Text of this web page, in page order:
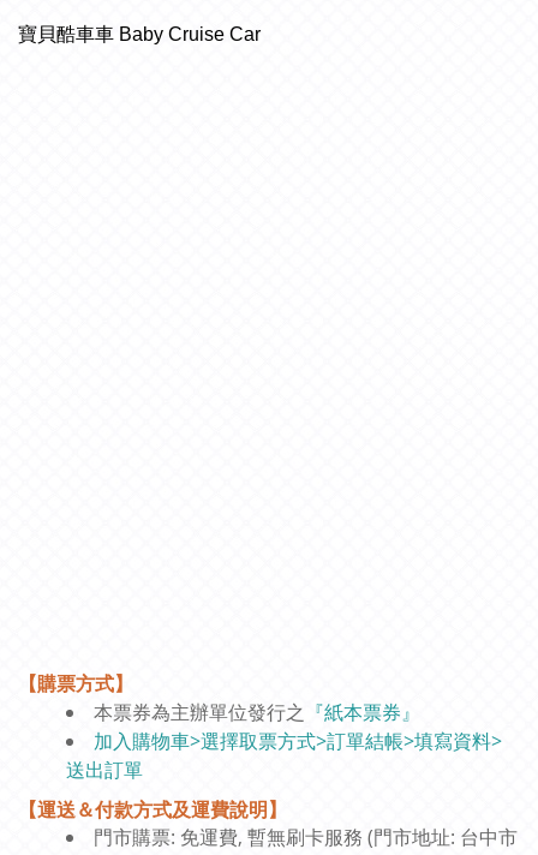
寶貝酷車車 Baby Cruise Car
【購票方式】
本票券為主辦單位發行之 『紙本票券』
加入購物車>選擇取票方式>訂單結帳>填寫資料>
送出訂單
【運送＆付款方式及運費說明】
門市購票: 免運費, 暫無刷卡服務 (門市地址: 台中市